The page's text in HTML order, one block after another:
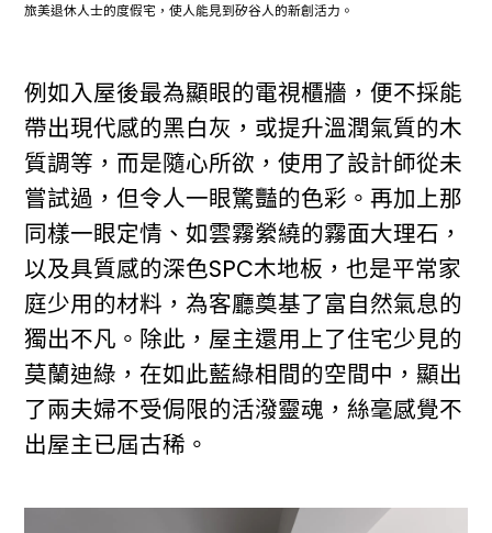
旅美退休人士的度假宅，使人能見到矽谷人的新創活力。
例如入屋後最為顯眼的電視櫃牆，便不採能
帶出現代感的黑白灰，或提升溫潤氣質的木
質調等，而是隨心所欲，使用了設計師從未
嘗試過，但令人一眼驚豔的色彩。再加上那
同樣一眼定情、如雲霧縈繞的霧面大理石，
以及具質感的深色SPC木地板，也是平常家
庭少用的材料，為客廳奠基了富自然氣息的
獨出不凡。除此，屋主還用上了住宅少見的
莫蘭迪綠，在如此藍綠相間的空間中，顯出
了兩夫婦不受侷限的活潑靈魂，絲毫感覺不
出屋主已屆古稀。